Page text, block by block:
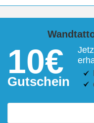
10€
Gutschein